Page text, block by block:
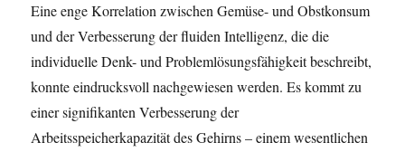
Eine enge Korrelation zwischen Gemüse- und Obstkonsum
und der Verbesserung der fluiden Intelligenz, die die
individuelle Denk- und Problemlösungsfähigkeit beschreibt,
konnte eindrucksvoll nachgewiesen werden. Es kommt zu
einer signifikanten Verbesserung der
Arbeitsspeicherkapazität des Gehirns – einem wesentlichen